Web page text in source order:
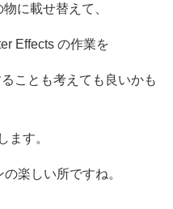
に載せ替えて、
Effects の作業を
とも考えても良いかも
す。
楽しい所ですね。